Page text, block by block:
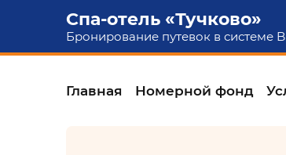
Спа-отель «Тучково»
Бронирование путевок в системе
Главная Номерной фонд